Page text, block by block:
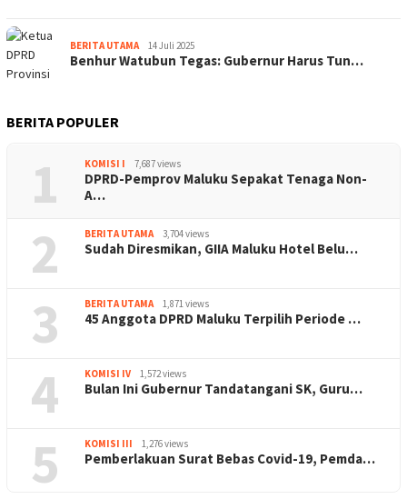
BERITA UTAMA 14 Juli 2025
Benhur Watubun Tegas: Gubernur Harus Tun…
BERITA POPULER
1 KOMISI I 7,687 views
DPRD-Pemprov Maluku Sepakat Tenaga Non-
A…
2 BERITA UTAMA 3,704 views
Sudah Diresmikan, GIIA Maluku Hotel Belu…
3 BERITA UTAMA 1,871 views
45 Anggota DPRD Maluku Terpilih Periode …
4 KOMISI IV 1,572 views
Bulan Ini Gubernur Tandatangani SK, Guru…
5 KOMISI III 1,276 views
Pemberlakuan Surat Bebas Covid-19, Pemda…